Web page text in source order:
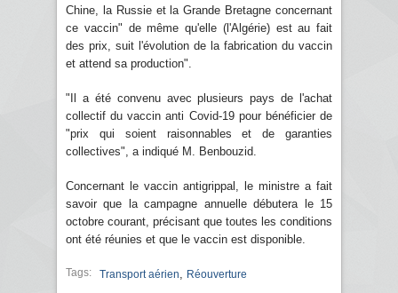
Chine, la Russie et la Grande Bretagne concernant
ce vaccin" de même qu'elle (l'Algérie) est au fait
des prix, suit l'évolution de la fabrication du vaccin
et attend sa production".
"Il a été convenu avec plusieurs pays de l'achat
collectif du vaccin anti Covid-19 pour bénéficier de
"prix qui soient raisonnables et de garanties
collectives", a indiqué M. Benbouzid.
Concernant le vaccin antigrippal, le ministre a fait
savoir que la campagne annuelle débutera le 15
octobre courant, précisant que toutes les conditions
ont été réunies et que le vaccin est disponible.
Tags: Transport aérien Réouverture